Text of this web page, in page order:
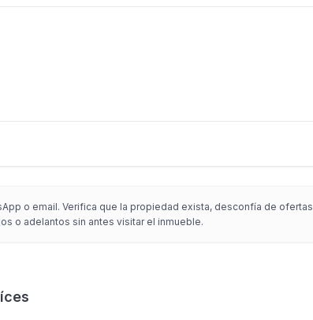
o email. Verifica que la propiedad exista, desconfía de ofertas
o adelantos sin antes visitar el inmueble.